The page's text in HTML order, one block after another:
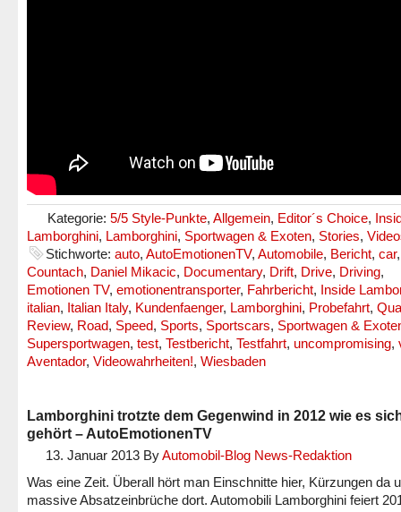
Kategorie: 5/5 Style-Punkte, Allgemein, Editor´s Choice,
Lamborghini, Lamborghini, Sportwagen & Exoten, Stories,
Stichworte: auto, AutoEmotionenTV, Automobile, Bericht, car
Countach, Daniel Mikacic, Documentary, Drift, Drive, Driving,
Emotionen TV, emotionentransporter, Fahrbericht, Inside
italian, Italian Italy, Kundenfaenger, Lamborghini, Probefahrt,
Review, Road, Speed, Sports, Sportscars, Sportwagen &
Supersportwagen, test, Testbericht, Testfahrt, uncompromising,
Aventador, Videowahrheiten!, Wiesbaden
Lamborghini trotzte dem Gegenwind in 2012 wie es
gehört – AutoEmotionenTV
13. Januar 2013 ByAutomobil-Blog News-Redaktion
Was eine Zeit. Überall hört man Einschnitte hier, Kürzungen da
massive Absatzeinbrüche dort. Automobili Lamborghini feiert